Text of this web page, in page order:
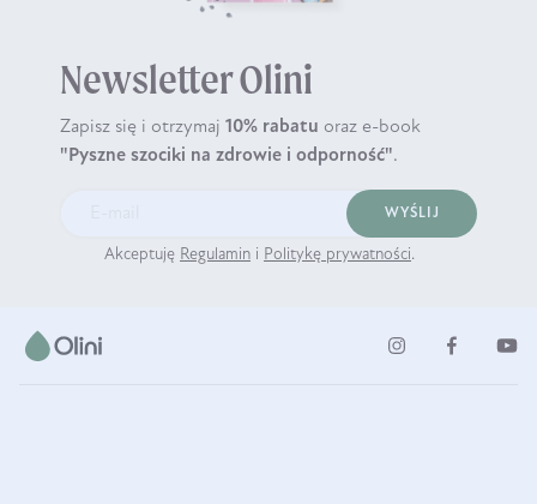
Newsletter Olini
Zapisz się i otrzymaj 10% rabatu oraz e-book
"Pyszne szociki na zdrowie i odporność".
WYŚLIJ
Akceptuję Regulamin i Politykę prywatności.